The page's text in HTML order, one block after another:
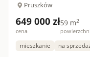
Pruszków
649 000 zł
cena
59 m2
mieszkanie na